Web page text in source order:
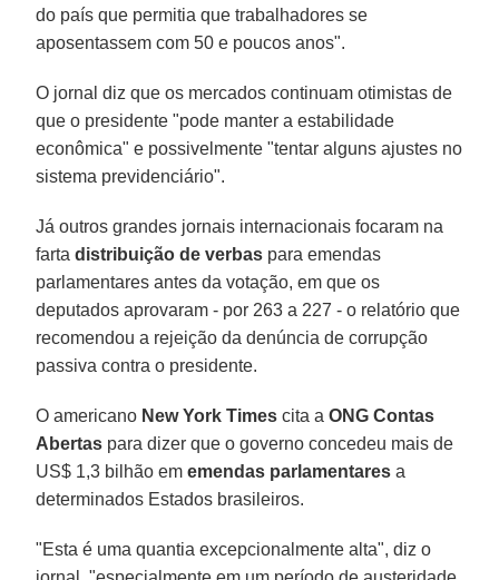
do país que permitia que trabalhadores se
aposentassem com 50 e poucos anos".
O jornal diz que os mercados continuam otimistas de
que o presidente "pode manter a estabilidade
econômica" e possivelmente "tentar alguns ajustes no
sistema previdenciário".
Já outros grandes jornais internacionais focaram na
farta distribuição de verbas para emendas
parlamentares antes da votação, em que os
deputados aprovaram - por 263 a 227 - o relatório que
recomendou a rejeição da denúncia de corrupção
passiva contra o presidente.
O americano New York Times cita aONG Contas
Abertas para dizer que o governo concedeu mais de
US$ 1,3 bilhão ememendas parlamentares a
determinados Estados brasileiros.
"Esta é uma quantia excepcionalmente alta", diz o